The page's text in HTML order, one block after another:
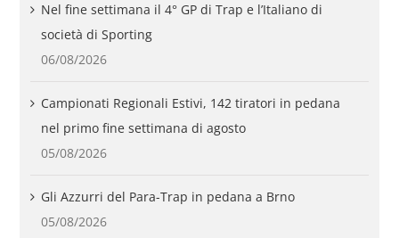
Nel fine settimana il 4° GP di Trap e l’Italiano di
società di Sporting
06/08/2026
Campionati Regionali Estivi, 142 tiratori in pedana
nel primo fine settimana di agosto
05/08/2026
Gli Azzurri del Para-Trap in pedana a Brno
05/08/2026